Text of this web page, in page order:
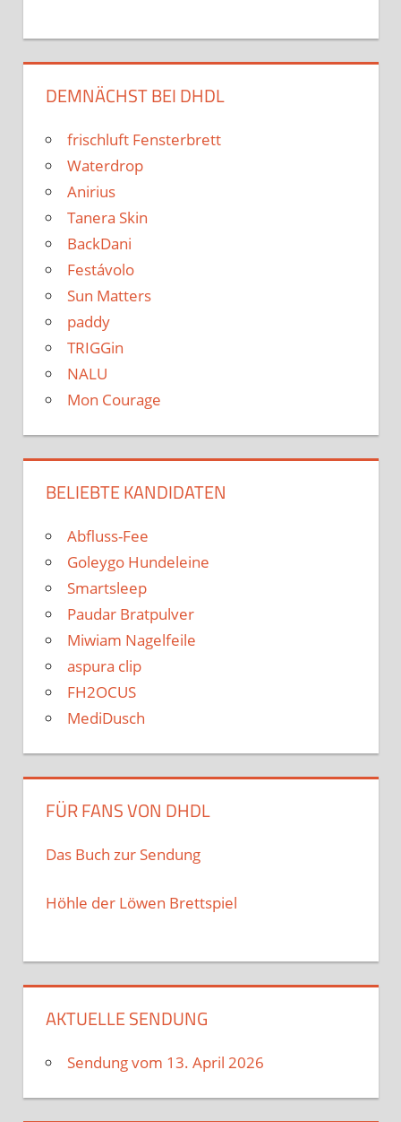
DEMNÄCHST BEI DHDL
frischluft Fensterbrett
Waterdrop
Anirius
Tanera Skin
BackDani
Festávolo
Sun Matters
paddy
TRIGGin
NALU
Mon Courage
BELIEBTE KANDIDATEN
Abfluss-Fee
Goleygo Hundeleine
Smartsleep
Paudar Bratpulver
Miwiam Nagelfeile
aspura clip
FH2OCUS
MediDusch
FÜR FANS VON DHDL
Das Buch zur Sendung
Höhle der Löwen Brettspiel
AKTUELLE SENDUNG
Sendung vom 13. April 2026